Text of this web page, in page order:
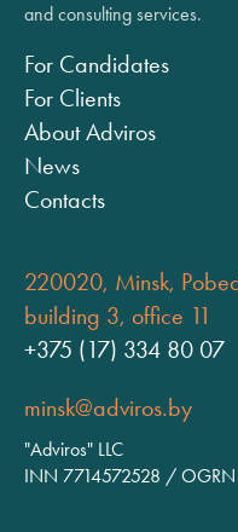
and consulting services.
For Candidates
For Clients
About Adviros
News
Contacts
220020, Minsk,
building 3, office 11
+375 (17) 334 80 07
minsk@adviros.by
"Adviros" LLC
INN 7714572528 /